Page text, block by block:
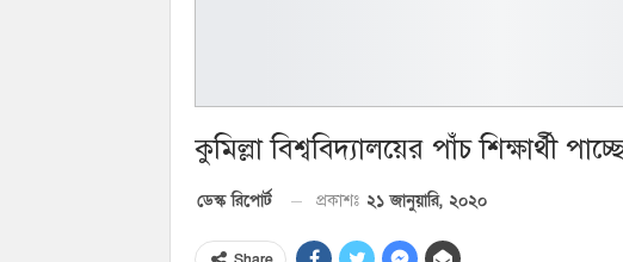
কুমিল্লা বিশ্ববিদ্যালয়ের পাঁচ শিক্ষার্থী
ডেস্ক রিপোর্ট প্রকাশঃ ২১ জানুয়ারি, ২০২০